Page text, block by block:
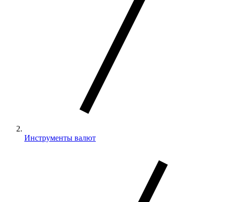
Инструменты валют